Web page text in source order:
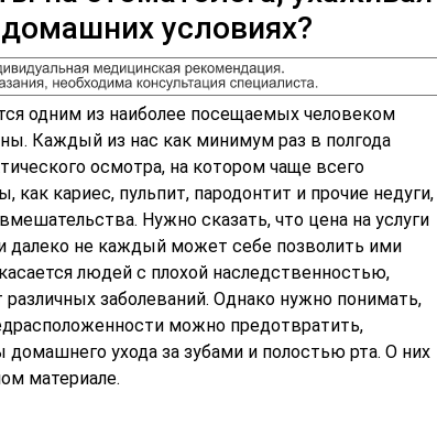
условиях?
одним из наиболее посещаемых человеком
Каждый из нас как минимум раз в полгода
осмотра, на котором чаще всего
кариес, пульпит, пародонтит и прочие недуги,
Нужно сказать, что цена на услуги
далеко не каждый может себе позволить ими
людей с плохой наследственностью,
заболеваний. Однако нужно понимать,
можно предотвратить,
ухода за зубами и полостью рта. О них
материале.